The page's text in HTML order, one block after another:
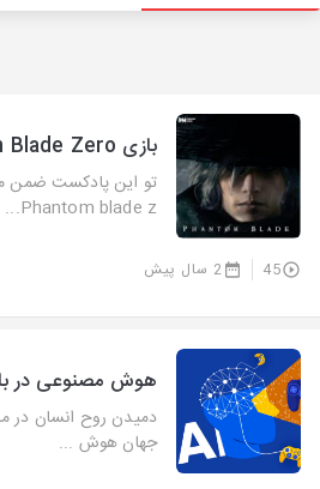
بازی Phantom Blade Zero
تو این پادکست ضمن
Phantom blade z...
45 2 سال پیش
هوش مصنوعی در
دمیدن روح انسان در
جهان هوش ...